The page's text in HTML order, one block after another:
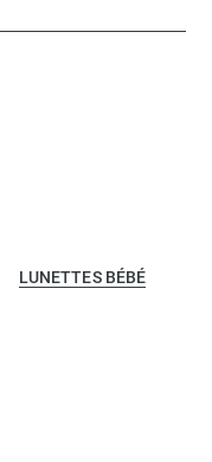
LUNETTES BÉBÉ